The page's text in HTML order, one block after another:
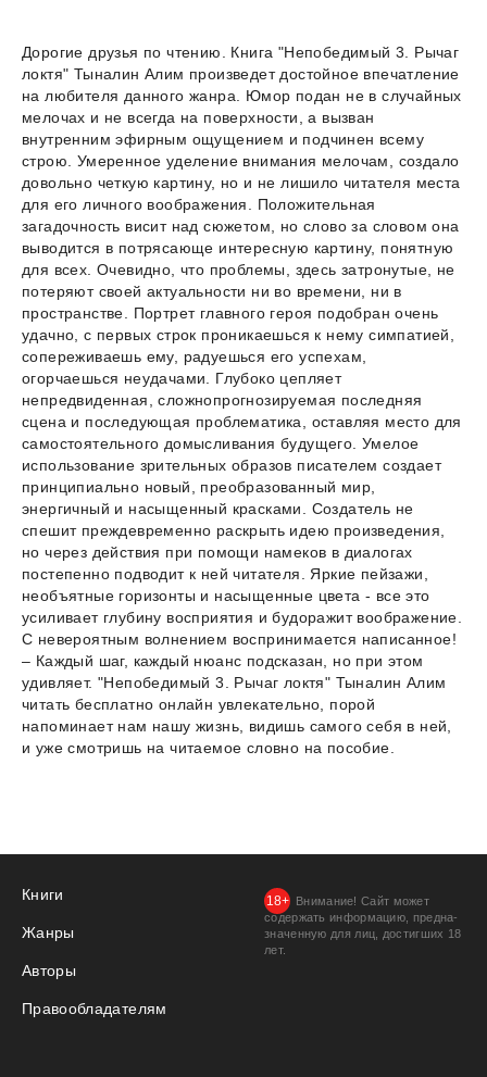
Дорогие друзья по чтению. Книга "Непобедимый 3. Рычаг
локтя" Тыналин Алим произведет достойное впечатление
на любителя данного жанра. Юмор подан не в случайных
мелочах и не всегда на поверхности, а вызван
внутренним эфирным ощущением и подчинен всему
строю. Умеренное уделение внимания мелочам, создало
довольно четкую картину, но и не лишило читателя места
для его личного воображения. Положительная
загадочность висит над сюжетом, но слово за словом она
выводится в потрясающе интересную картину, понятную
для всех. Очевидно, что проблемы, здесь затронутые, не
потеряют своей актуальности ни во времени, ни в
пространстве. Портрет главного героя подобран очень
удачно, с первых строк проникаешься к нему симпатией,
сопереживаешь ему, радуешься его успехам,
огорчаешься неудачами. Глубоко цепляет
непредвиденная, сложнопрогнозируемая последняя
сцена и последующая проблематика, оставляя место для
самостоятельного домысливания будущего. Умелое
использование зрительных образов писателем создает
принципиально новый, преобразованный мир,
энергичный и насыщенный красками. Создатель не
спешит преждевременно раскрыть идею произведения,
но через действия при помощи намеков в диалогах
постепенно подводит к ней читателя. Яркие пейзажи,
необъятные горизонты и насыщенные цвета - все это
усиливает глубину восприятия и будоражит воображение.
С невероятным волнением воспринимается написанное!
– Каждый шаг, каждый нюанс подсказан, но при этом
удивляет. "Непобедимый 3. Рычаг локтя" Тыналин Алим
читать бесплатно онлайн увлекательно, порой
напоминает нам нашу жизнь, видишь самого себя в ней,
и уже смотришь на читаемое словно на пособие.
Книги
Жанры
Авторы
Правообладателям
Внимание! Сайт может
содержать информацию, предна­
значенную для лиц, дости­гших 18
лет.